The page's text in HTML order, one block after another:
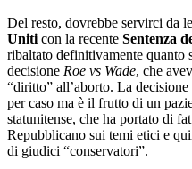
Del resto, dovrebbe servirci da
Uniti con la recente Sentenza
ribaltato definitivamente quanto
decisione Roe vs Wade, che
“diritto” all’aborto. La
per caso ma è il frutto di un
statunitense, che ha portato di
Repubblicano sui temi etici e
di giudici “conservatori”.